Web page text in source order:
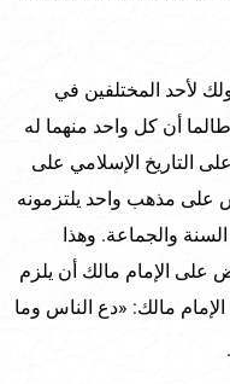
لأحد المختلفين في
أن كل واحد منهما له
التاريخ الإسلامي على
على مذهب واحد يلتزمونه
والجماعة. وهذا
على الإمام مالك أن يلزم
مالك: «دع الناس وما
.